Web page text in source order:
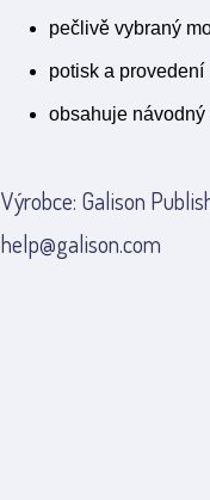
pečlivě vybraný
potisk a
obsahuje návodný
Výrobce: Galison
help@galison.com